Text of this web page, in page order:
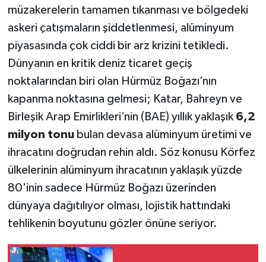
müzakerelerin tamamen tıkanması ve bölgedeki
askeri çatışmaların şiddetlenmesi, alüminyum
piyasasında çok ciddi bir arz krizini tetikledi.
Dünyanın en kritik deniz ticaret geçiş
noktalarından biri olan Hürmüz Boğazı’nın
kapanma noktasına gelmesi; Katar, Bahreyn ve
Birleşik Arap Emirlikleri’nin (BAE) yıllık yaklaşık 6,2
milyon tonubulan devasa alüminyum üretimi ve
ihracatını doğrudan rehin aldı. Söz konusu Körfez
ülkelerinin alüminyum ihracatının yaklaşık yüzde
80'inin sadece Hürmüz Boğazı üzerinden
dünyaya dağıtılıyor olması, lojistik hattındaki
tehlikenin boyutunu gözler önüne seriyor.